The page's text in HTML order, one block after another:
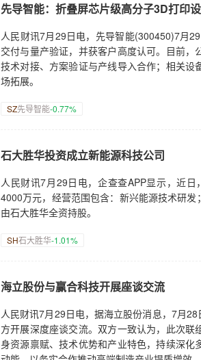
先导智能：折叠屏芯片级高分子3D打印
人民财讯7月29日电，先导智能(300450)7月
交付与量产验证，并获客户高度认可。目前
技术对接、方案验证与产线导入合作；相关
场拓展。
SZ先导智能-0.77%
石大胜华投资成立新能源科技公司
人民财讯7月29日电，企查查APP显示，近
4000万元，经营范围包含：新兴能源技术研
由石大胜华全资持股。
SH石大胜华-1.01%
海立股份与赢合科技开展座谈交流
人民财讯7月29日电，据海立股份消息，7月
方开展深度座谈交流。双方一致认为，此次
身资源禀赋、技术优势和产业特色，持续深